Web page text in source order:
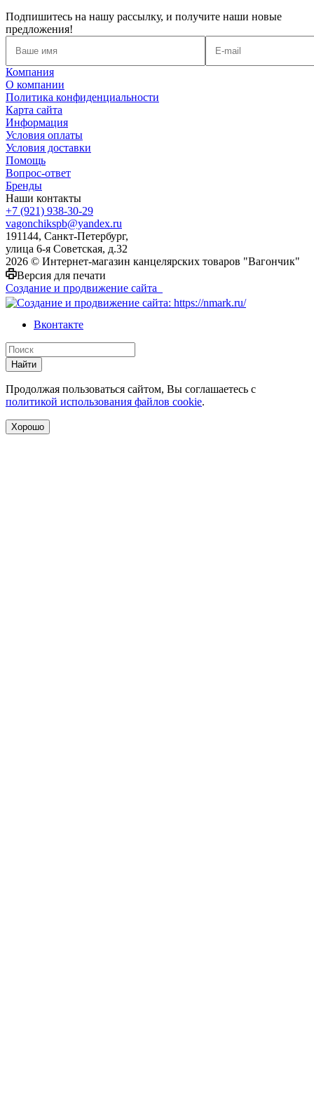
Подпишитесь на нашу рассылку, и получите наши новые
предложения!
Компания
О компании
Политика конфиденциальности
Карта сайта
Информация
Условия оплаты
Условия доставки
Помощь
Вопрос-ответ
Бренды
Наши контакты
+7 (921) 938-30-29
vagonchikspb@yandex.ru
191144, Санкт-Петербург,
улица 6-я Советская, д.32
2026 © Интернет-магазин канцелярских товаров "Вагончик"
Версия для печати
Создание и продвижение сайта
Вконтакте
Найти
Продолжая пользоваться сайтом, Вы соглашаетесь с
политикой использования файлов cookie.
Хорошо